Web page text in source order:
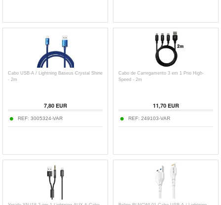
Cabo USB-A / Lightning Baseus Crystal Shine
- 2m
7,80EUR
REF: 3005324-VAR
Cabo de Carregamento 3 em 1 Prio High-
Speed - 2m
11,70EUR
REF: 249103-VAR